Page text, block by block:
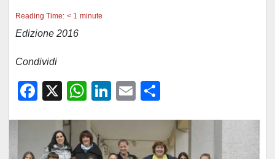
Reading Time: < 1 minute
Edizione 2016
Condividi
F
e
X
W
at
s
Li
e
E
n
di